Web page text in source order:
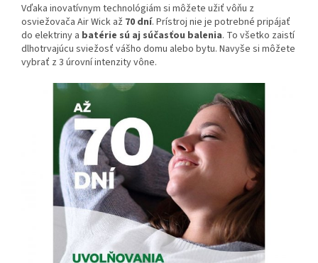
Vďaka inovatívnym technológiám si môžete užiť vôňu z
osviežovača Air Wick až 70 dní. Prístroj nie je potrebné pripájať
do elektriny a batérie sú aj súčasťou balenia. To všetko zaistí
dlhotrvajúcu sviežosť vášho domu alebo bytu. Navyše si môžete
vybrať z 3 úrovní intenzity vône.